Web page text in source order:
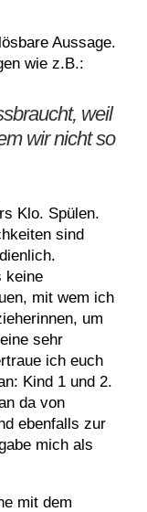
Aussage.
wie z.B.:
weil
wir nicht so
Klo. Spülen.
sind
keine
mit wem ich
um
sehr
ich euch
Kind 1 und 2.
da von
ebenfalls zur
mich als
mit dem